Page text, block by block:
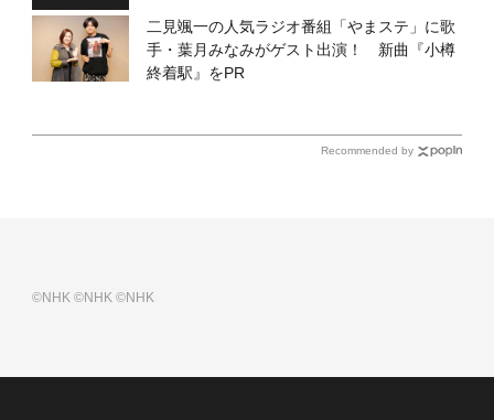
二見颯一の人気ラジオ番組「やまステ」に歌
手・葉月みなみがゲスト出演！ 新曲『小樽
終着駅』をPR
Recommended by
©NHK©NHK©NHK